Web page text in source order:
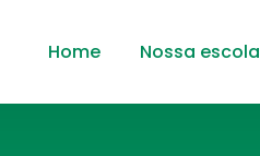
Home Nossa escola